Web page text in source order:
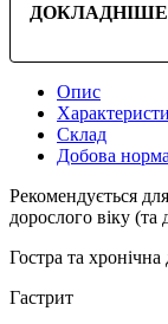
Опис
Склад
Добова норма
Рекомендується
дорослого віку
Гостра та хронічна
Гастрит